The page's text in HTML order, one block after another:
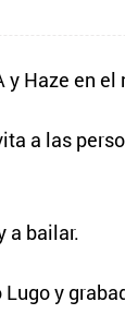
Haze en
a las
a bailar.
y